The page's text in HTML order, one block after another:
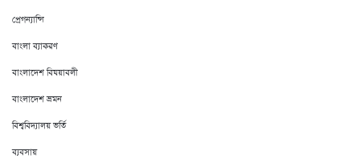
প্রেগন্যান্সি
বাংলা ব্যাকরণ
বাংলাদেশ বিষয়াবলী
বাংলাদেশ ভ্রমন
বিশ্ববিদ্যালয় ভর্তি
ব্যবসায়